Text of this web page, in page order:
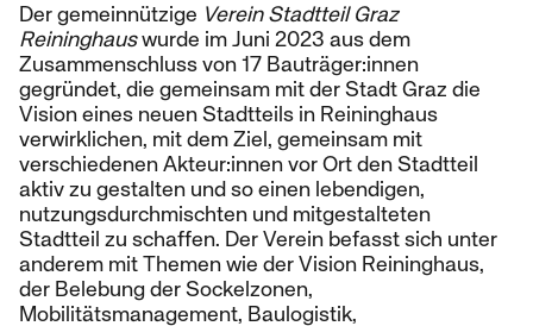
Der gemeinnützige Verein Stadtteil Graz
Reininghauswurde im Juni 2023 aus dem
Zusammenschluss von 17 Bauträger:innen
gegründet, die gemeinsam mit der Stadt Graz die
Vision eines neuen Stadtteils in Reininghaus
verwirklichen, mit dem Ziel, gemeinsam mit
verschiedenen Akteur:innen vor Ort den Stadtteil
aktiv zu gestalten und so einen lebendigen,
nutzungsdurchmischten und mitgestalteten
Stadtteil zu schaffen. Der Verein befasst sich unter
anderem mit Themen wie der Vision Reininghaus,
der Belebung der Sockelzonen,
Mobilitätsmanagement, Baulogistik,